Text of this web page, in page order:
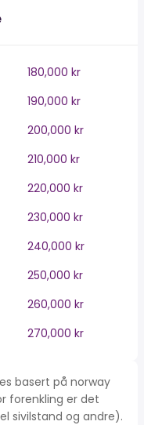
180,000 kr
190,000 kr
200,000 kr
210,000 kr
220,000 kr
230,000 kr
240,000 kr
250,000 kr
260,000 kr
270,000 kr
basert på norway
forenkling er det
sivilstand og andre).